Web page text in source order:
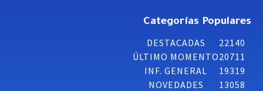
Categorías Populares
DESTACADAS
22140
ÚLTIMO MOMENTO20711
INF. GENERAL
19319
NOVEDADES
13058